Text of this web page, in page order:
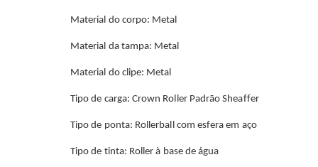
Material do corpo: Metal
Material da tampa: Metal
Material do clipe: Metal
Tipo de carga: Crown Roller Padrão Sheaffer
Tipo de ponta: Rollerball com esfera em aço
Tipo de tinta: Roller à base de água